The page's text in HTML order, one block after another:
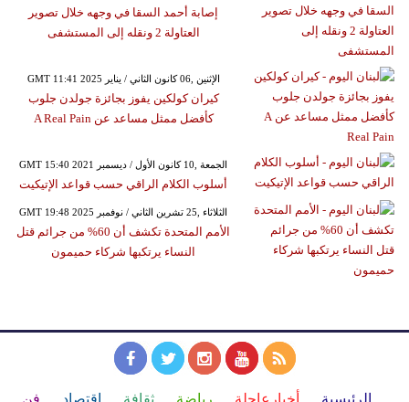
إصابة أحمد السقا في وجهه خلال تصوير
العتاولة 2 ونقله إلى المستشفى
GMT 11:41 2025 الإثنين ,06 كانون الثاني / يناير
كيران كولكين يفوز بجائزة جولدن جلوب
كأفضل ممثل مساعد عن A Real Pain
GMT 15:40 2021 الجمعة ,10 كانون الأول / ديسمبر
أسلوب الكلام الراقي حسب قواعد الإتيكيت
GMT 19:48 2025 الثلاثاء ,25 تشرين الثاني / نوفمبر
الأمم المتحدة تكشف أن 60% من جرائم قتل
النساء يرتكبها شركاء حميمون
الرئيسية أخبارعاجلة رياضة ثقافة إقتصاد فن